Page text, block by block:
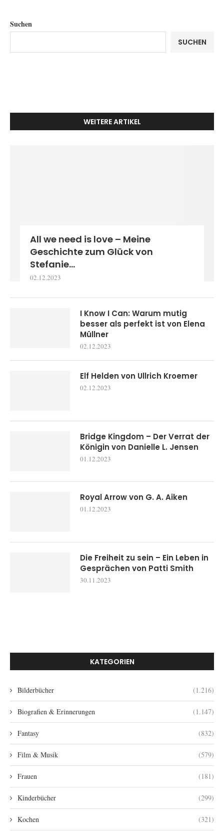
Suchen
SUCHEN
WEITERE ARTIKEL
All we need is love – Meine
Geschichte zum Glück von
Stefanie...
02.12.2023
I Know I Can: Warum mutig
besser als perfekt ist von Elena
Müllner
02.12.2023
Elf Helden von Ullrich Kroemer
02.12.2023
Bridge Kingdom – Der Verrat der
Königin von Danielle L. Jensen
01.12.2023
Royal Arrow von G. A. Aiken
01.12.2023
Die Freiheit zu sein – Ein Leben in
Gesprächen von Patti Smith
30.11.2023
KATEGORIEN
Bilderbücher (1.216)
Biografien & Erinnerungen (1.147)
Fantasy (832)
Film & Musik (579)
Frauen (181)
Kinderbücher (299)
Kochen (321)